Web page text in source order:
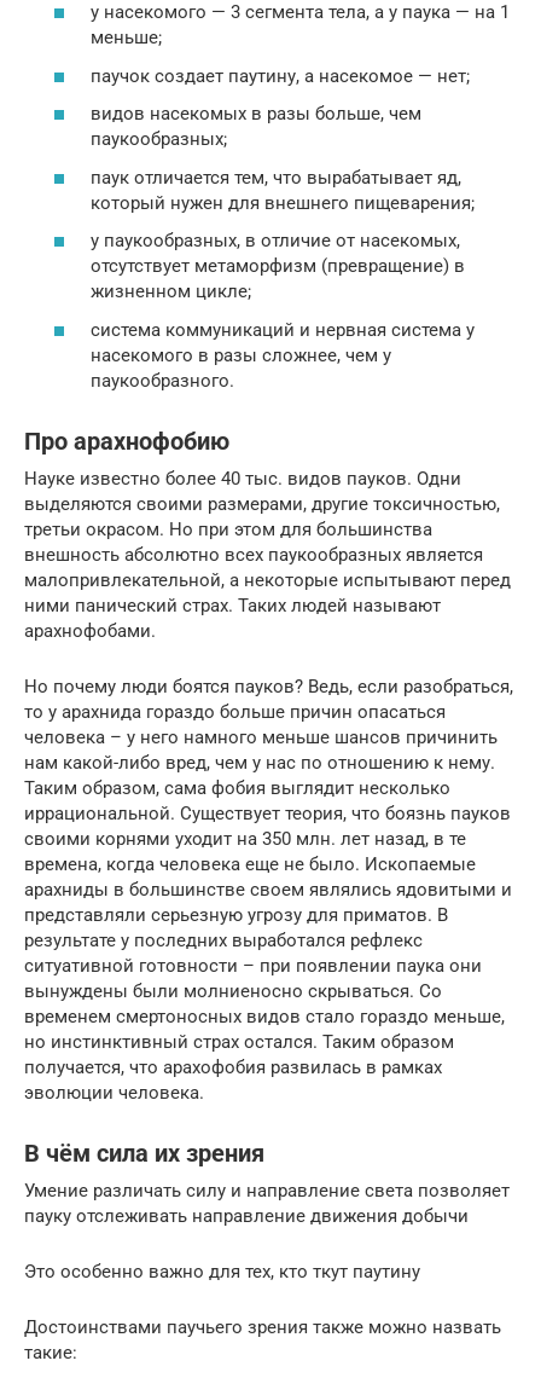
у насекомого — 3 сегмента тела, а у паука — на 1
меньше;
паучок создает паутину, а насекомое — нет;
видов насекомых в разы больше, чем
паукообразных;
паук отличается тем, что вырабатывает яд,
который нужен для внешнего пищеварения;
у паукообразных, в отличие от насекомых,
отсутствует метаморфизм (превращение) в
жизненном цикле;
система коммуникаций и нервная система у
насекомого в разы сложнее, чем у
паукообразного.
Про арахнофобию
Науке известно более 40 тыс. видов пауков. Одни
выделяются своими размерами, другие токсичностью,
третьи окрасом. Но при этом для большинства
внешность абсолютно всех паукообразных является
малопривлекательной, а некоторые испытывают перед
ними панический страх. Таких людей называют
арахнофобами.
Но почему люди боятся пауков? Ведь, если разобраться,
то у арахнида гораздо больше причин опасаться
человека – у него намного меньше шансов причинить
нам какой-либо вред, чем у нас по отношению к нему.
Таким образом, сама фобия выглядит несколько
иррациональной. Существует теория, что боязнь пауков
своими корнями уходит на 350 млн. лет назад, в те
времена, когда человека еще не было. Ископаемые
арахниды в большинстве своем являлись ядовитыми и
представляли серьезную угрозу для приматов. В
результате у последних выработался рефлекс
ситуативной готовности – при появлении паука они
вынуждены были молниеносно скрываться. Со
временем смертоносных видов стало гораздо меньше,
но инстинктивный страх остался. Таким образом
получается, что арахофобия развилась в рамках
эволюции человека.
В чём сила их зрения
Умение различать силу и направление света позволяет
пауку отслеживать направление движения добычи
Это особенно важно для тех, кто ткут паутину
Достоинствами паучьего зрения также можно назвать
такие: